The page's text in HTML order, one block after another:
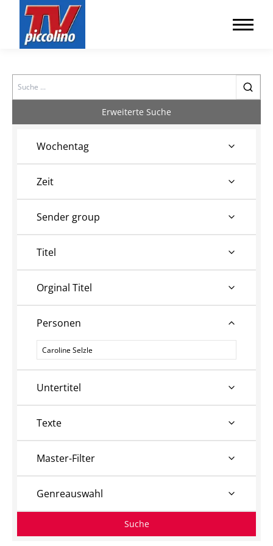
Search
Erweiterte Suche
Wochentag
Zeit
Sender group
Titel
Orginal Titel
Personen
Personen
Untertitel
Texte
Master-Filter
Genreauswahl
Suche